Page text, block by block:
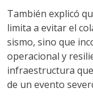
También explicó
limita a evitar el
sismo, sino que
operacional y
infraestructura
de un evento